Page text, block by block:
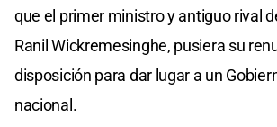
que el primer ministro y antiguo rival
Ranil Wickremesinghe, pusiera su
disposición para dar lugar a un
nacional.